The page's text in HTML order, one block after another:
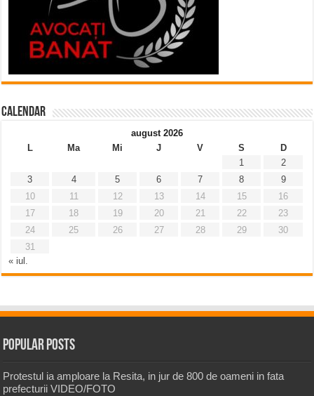
Calendar
august 2026
L
Ma Mi J V S
D
1
2
3
4 5 6 7 8
9
10
11 12 13 14 15
16
17
18 19 20 21 22
23
24
25 26 27 28 29
30
31
« iul.
Popular Posts
Protestul ia amploare la Resita, in jur de 800 de oameni in fata
prefecturii VIDEO/FOTO